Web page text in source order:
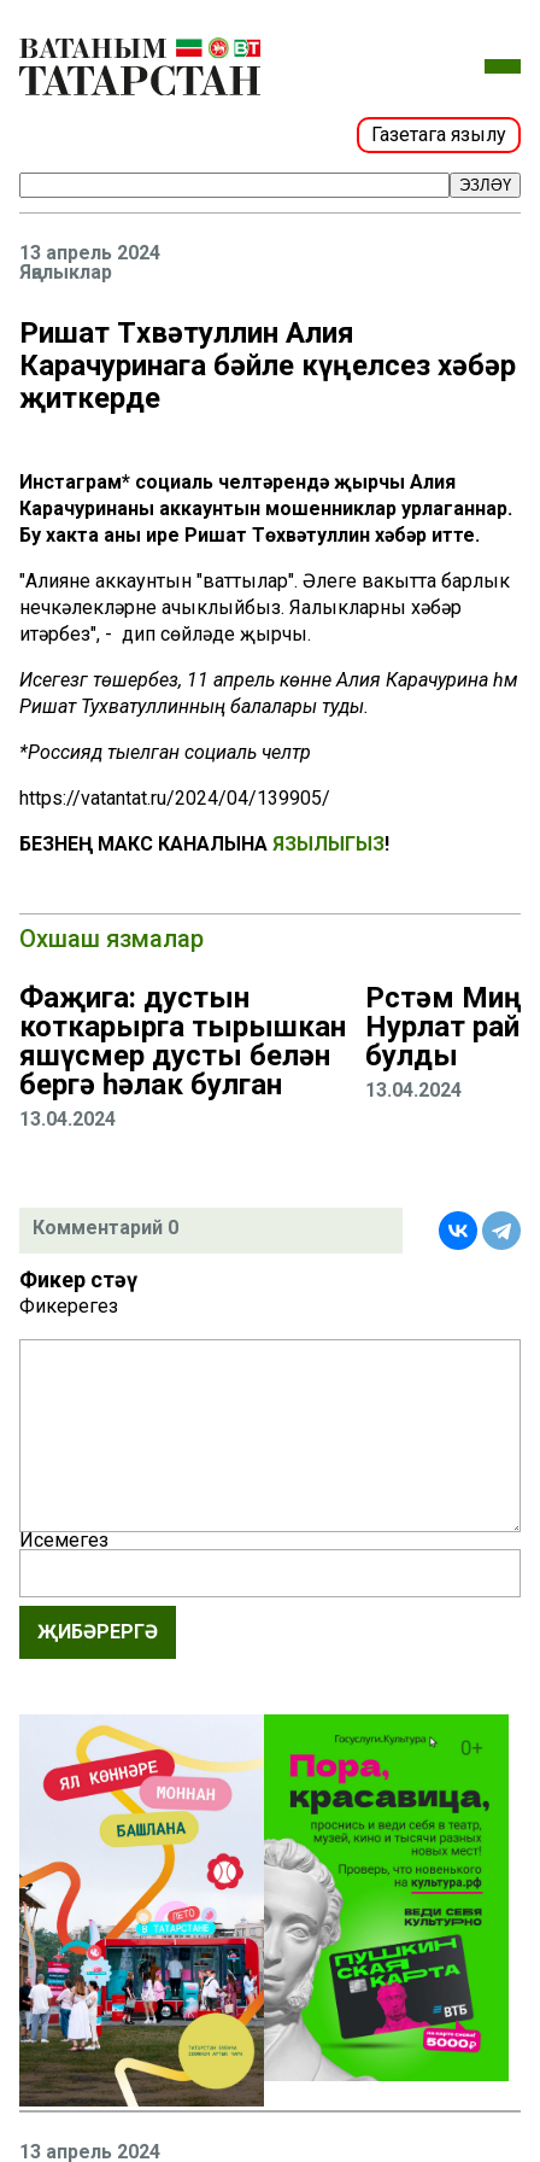
Газетага язылу
ЭЗЛӘҮ
13 апрель 2024
Яңалыклар
Ришат Төхвәтуллин Алия
Карачуринага бәйле күңелсез хәбәр
җиткерде
Инстаграм* социаль челтәрендә җырчы Алия
Карачуринаның аккаунтын мошенниклар урлаганнар.
Бу хакта аның ире Ришат Төхвәтуллин хәбәр итте.
"Алиянең аккаунтын "ваттылар". Әлеге вакытта барлык
нечкәлекләрне ачыклыйбыз. Яңалыкларны хәбәр
итәрбез", - дип сөйләде җырчы.
Исегезгә төшерәбез, 11 апрель көнне Алия Карачурина һәм
Ришат Тухватуллинның балалары туды.
*Россиядә тыелган социаль челтәр
https://vatantat.ru/2024/04/139905/
БЕЗНЕҢ МАКС КАНАЛЫНА ЯЗЫЛЫГЫЗ!
Охшаш язмалар
Фаҗига: дустын
коткарырга тырышкан
яшүсмер дусты белән
бергә һәлак булган
13.04.2024
Рөстәм
Нурлат
булды
13.04.2024
Комментарий 0
Фикер өстәү
Фикерегез
Исемегез
ҖИБӘРЕРГӘ
13 апрель 2024